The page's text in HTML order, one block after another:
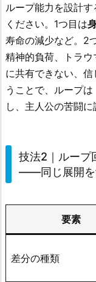
ループ能力を設計
ください。1つ目は
寿命の減少など。2
精神的負荷、トラ
に共有できない、
うことで、ループ
し、主人公の苦闘に
技法2｜ループ
——同じ展開を
要素
差分の種類